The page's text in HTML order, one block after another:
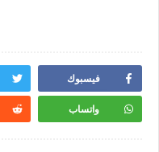
فيسبوك
واتساب